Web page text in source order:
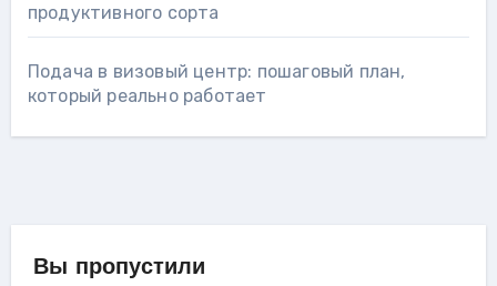
продуктивного сорта
Подача в визовый центр: пошаговый план,
который реально работает
Вы пропустили